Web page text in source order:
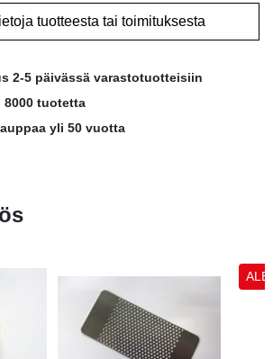
tuotteesta tai toimituksesta
2-5 päivässä varastotuotteisiin
8000 tuotetta
yli 50 vuotta
ALE